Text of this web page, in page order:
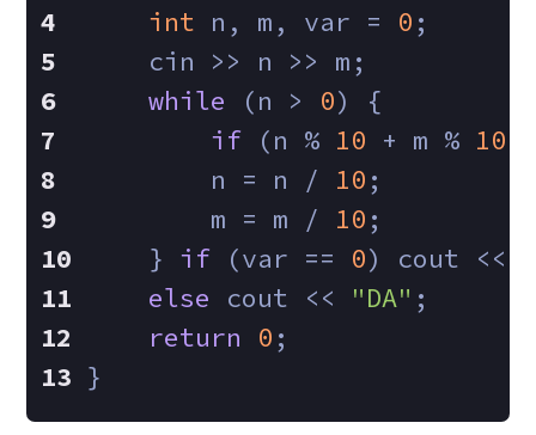
int n, m, var = 0 ;
    cin >> n >> m;
while (n > 0) {
if (n % 10 + m % 10
        n = n /
10 ;
        m = m /
10 ;
    }
if (var == 0) cout <<
else cout << "DA" ;
return
0 ;
}